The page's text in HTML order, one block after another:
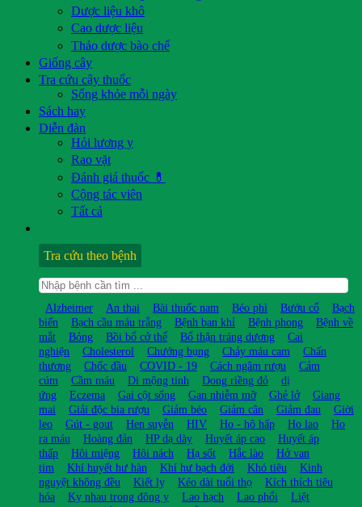
Dược liệu khô
Cao dược liệu
Thảo dược bào chế
Giống cây
Tra cứu cây thuốc
Sống khỏe mỗi ngày
Sách hay
Diễn đàn
Hỏi lương y
Rao vặt
Đánh giá thuốc 💊
Cộng tác viên
Tất cả
Tra cứu theo bệnh
Alzheimer An thai Bài thuốc nam Béo phì Bướu cổ
Bạch
biến
Bạch cầu máu trắng Bệnh ban khỉ Bệnh phong
Bệnh về
mắt
Bỏng Bồi bổ cở thể Bổ thận tráng dương
Cai
nghiện
Cholesterol Chướng bụng Chảy máu cam
Chấn
thương
Chốc đầu COVID - 19 Cách ngâm rượu
Cảm
cúm
Cầm máu Di mộng tinh Dong riềng đỏ
dị
ứng
Eczema Gai cột sống Gan nhiễm mỡ Ghẻ lở
Giang
mai
Giải độc bia rượu Giảm béo Giảm cân Giảm đau
Giời
leo
Gút - gout Hen suyễn HIV Ho - hô hấp Ho lao
Ho
ra máu
Hoàng đản HP dạ dày Huyết áp cao
Huyết áp
thấp
Hôi miệng Hôi nách Hạ sốt Hắc lào
Hở van
tim
Khí huyết hư hàn Khí hư bạch đới Khó tiêu
Kinh
nguyệt không đều
Kiết lỵ Kéo dài tuổi thọ
Kích thích tiêu
hóa
Kỵ nhau trong đông y Lao hạch Lao phổi
Liệt